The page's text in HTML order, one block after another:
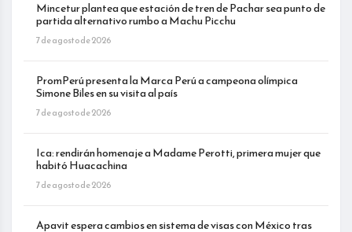
Mincetur plantea que estación de tren de Pachar sea punto de
partida alternativo rumbo a Machu Picchu
7 de agosto de 2026
PromPerú presenta la Marca Perú a campeona olímpica
Simone Biles en su visita al país
7 de agosto de 2026
Ica: rendirán homenaje a Madame Perotti, primera mujer que
habitó Huacachina
7 de agosto de 2026
Apavit espera cambios en sistema de visas con México tras